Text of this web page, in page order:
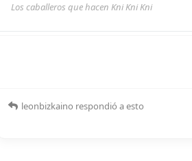
Los caballeros que hacen Kni Kni Kni
leonbizkaino respondió a esto